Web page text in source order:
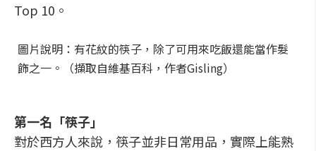
Top 10。
圖片說明：有花紋的筷子，除了可用來吃飯還能當作髮
飾之一。（擷取自維基百科，作者Gisling）
第一名「筷子」
對於西方人來說，筷子並非日常用品，實際上能熟